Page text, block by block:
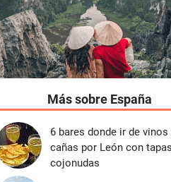
Más sobre España
6 bares donde ir de vinos
cañas por León con tapas
cojonudas